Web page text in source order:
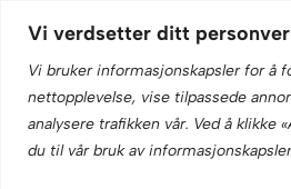
Vi verdsetter ditt
Vi bruker informasjonskapsler for å
nettopplevelse, vise tilpassede
analysere trafikken vår. Ved å klikke
du til vår bruk av
Informasjon
© 2025 Muninn. Alle rettigheter